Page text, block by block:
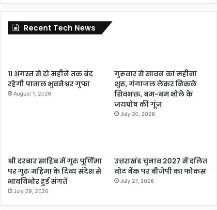
Recent Tech News
11 अगस्त से दो महीने तक बंद
रहेगी पाताल भुवनेश्वर गुफा
August 1, 2026
गुरूवार से सावन का महीना
शुरू, गंगाजल लेकर निकले
शिवभक्त, बम-बम भोले के
जयघोष की गूंज
July 30, 2026
श्री दरबार साहिब में गुरु पूर्णिमा
पर गुरु महिमा के दिव्य संदेश से
भावविभोर हुई संगतें
July 29, 2026
उत्तराखंड चुनाव 2027 में दलित
वोट बैंक पर बीजेपी का फोकस
July 27, 2026